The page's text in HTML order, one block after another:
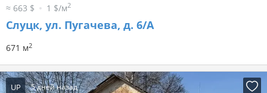
≈ 663 $ 1 $/м2
Слуцк, ул. Пугачева, д. 6/А
671 м2
UP 5 дней назад